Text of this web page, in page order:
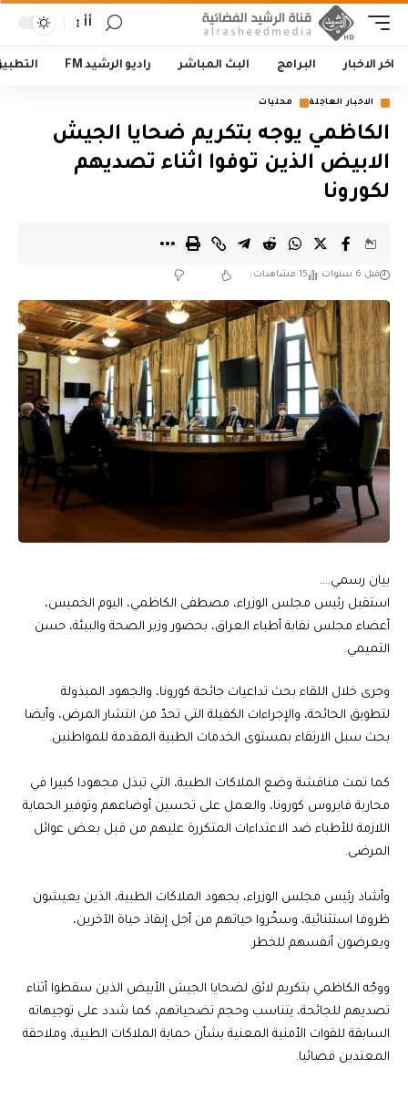
أأ
اخر الاخبار البرامج البث المباشر راديو الرشيد FM
الاخبار العاجلة محليات
الكاظمي يوجه بتكريم ضحايا الجيش
الابيض الذين توفوا اثناء تصديهم
لكورونا
قبل 6 سنوات 15 مشاهدات
بيان رسمي….
استقبل رئيس مجلس الوزراء، مصطفى الكاظمي، اليوم الخميس،
أعضاء مجلس نقابة أطباء العراق، بحضور وزير الصحة والبيئة، حسن
التميمي.
وجرى خلال اللقاء بحث تداعيات جائحة كورونا، والجهود المبذولة
لتطويق الجائحة، والإجراءات الكفيلة التي تحدّ من انتشار المرض، وأيضا
بحث سبل الارتقاء بمستوى الخدمات الطبية المقدمة للمواطنين.
كما تمت مناقشة وضع الملاكات الطبية، التي تبذل مجهودا كبيرا في
محاربة فايروس كورونا، والعمل على تحسين أوضاعهم وتوفير الحماية
اللازمة للأطباء ضد الاعتداءات المتكررة عليهم من قبل بعض عوائل
المرضى.
وأشاد رئيس مجلس الوزراء، بجهود الملاكات الطبية، الذين يعيشون
ظروفا استثنائية، وسخّروا حياتهم من أجل إنقاذ حياة الآخرين،
ويعرضون أنفسهم للخطر.
ووجّه الكاظمي بتكريم لائق لضحايا الجيش الأبيض الذين سقطوا أثناء
تصديهم للجائحة، يتناسب وحجم تضحياتهم، كما شدد على توجيهاته
السابقة للقوات الأمنية المعنية بشأن حماية الملاكات الطبية، وملاحقة
المعتدين قضائيا.